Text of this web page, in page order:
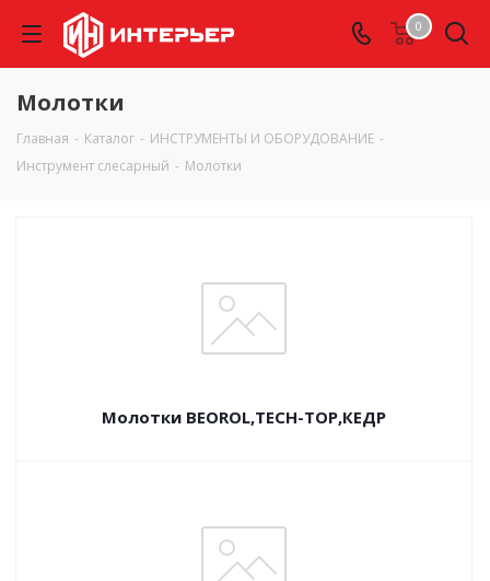
0
Молотки
Главная - Каталог - ИНСТРУМЕНТЫ И ОБОРУДОВАНИЕ -
Инструмент слесарный - Молотки
Молотки BEOROL,TECH-TOP,КЕДР